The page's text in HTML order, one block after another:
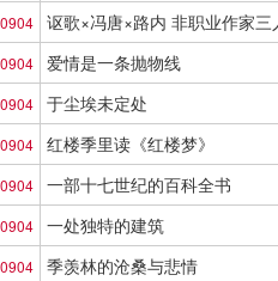
讴歌×冯唐×路内 非职业作家三
爱情是一条抛物线
于尘埃未定处
红楼季里读《红楼梦》
一部十七世纪的百科全书
一处独特的建筑
季羡林的沧桑与悲情